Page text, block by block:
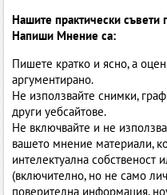
Нашите практически съвети
Напиши Мнение са:
Пишете кратко и ясно, а
аргументирано.
Не използвайте снимки,
други уебсайтове.
Не включвайте и не
вашето мнение материали,
интелектуална собственост
(включително, но не само
поверителна информация,